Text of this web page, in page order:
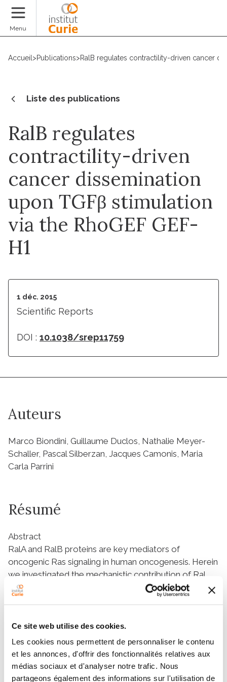
Ce site web utilise des cookies.
Les cookies nous permettent de personnaliser le contenu
et les annonces, d'offrir des fonctionnalités relatives aux
médias sociaux et d'analyser notre trafic. Nous
partageons également des informations sur l'utilisation de
Menu
Accueil >Publications>RalB regulates contractility-driven cancer
Liste des publications
RalB regulates
contractility-driven
cancer dissemination
upon TGFβ stimulation
via the RhoGEF GEF-
H1
1 déc. 2015
Scientific Reports
DOI : 10.1038/srep11759
Auteurs
Marco Biondini, Guillaume Duclos, Nathalie Meyer-
Schaller, Pascal Silberzan, Jacques Camonis, Maria
Carla Parrini
Résumé
Abstract
RalA and RalB proteins are key mediators of
oncogenic Ras signaling in human oncogenesis. Herein
we investigated the mechanistic contribution of Ral
proteins to invasion of lung cancer A549 cells after
induction of epithelial-mesenchymal transition (EMT)
promotes dissemination of A549 cells in a 2/3D assay,
independently of proteolysis, by activating the
Rho/ROCK pathway which generates actomyosin-
dependent contractility forces that actively remodel
the extracellular matrix, as assessed by Traction Force